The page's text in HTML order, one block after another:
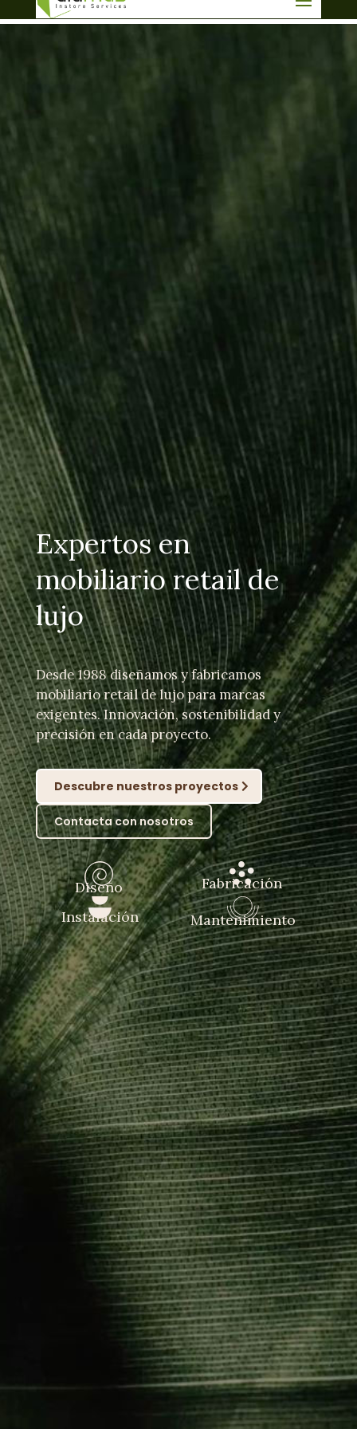
info@aluma3.com
Expertos en
mobiliario retail de
lujo
Desde 1988 diseñamos y fabricamos
mobiliario retail de lujo para marcas
exigentes. Innovación, sostenibilidad y
precisión en cada proyecto.
Descubre nuestros proyectos
Contacta con nosotros
Diseño
Fabricación
Instalación
Mantenimiento